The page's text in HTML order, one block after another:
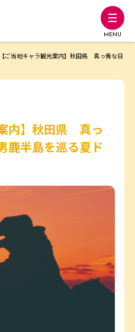
MENU
【ご当地キャラ観光案内】秋田県 真っ青な日
内】秋田県 真っ
鹿半島を巡る夏ド